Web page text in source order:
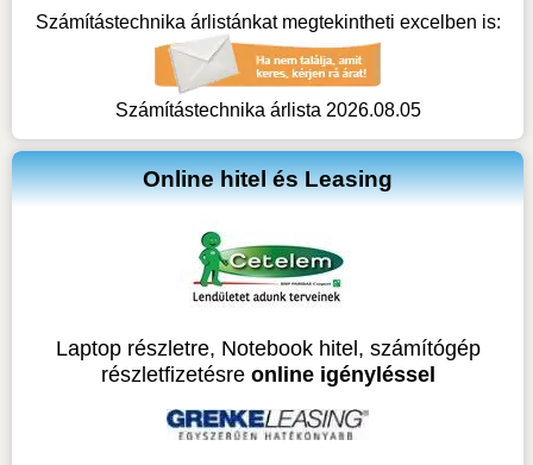
Számítástechnika árlistánkat megtekintheti excelben is:
Számítástechnika árlista 2026.08.05
Online hitel és Leasing
Laptop részletre, Notebook hitel, számítógép
részletfizetésre online igényléssel